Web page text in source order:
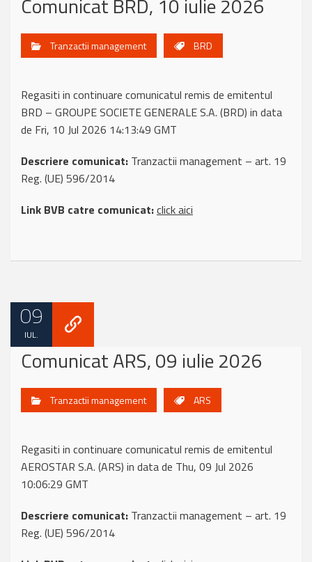
Tranzactii management BRD
Regasiti in continuare comunicatul remis de emitentul
BRD – GROUPE SOCIETE GENERALE S.A. (BRD) in data
de Fri, 10 Jul 2026 14:13:49 GMT
Descriere comunicat: Tranzactii management – art. 19
Reg. (UE) 596/2014
Link BVB catre comunicat:click aici
09
IUL.
Comunicat ARS, 09 iulie 2026
Tranzactii management ARS
Regasiti in continuare comunicatul remis de emitentul
AEROSTAR S.A. (ARS) in data de Thu, 09 Jul 2026
10:06:29 GMT
Descriere comunicat: Tranzactii management – art. 19
Reg. (UE) 596/2014